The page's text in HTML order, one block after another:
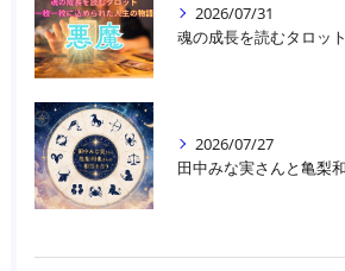
2026/07/31
2026/07/27